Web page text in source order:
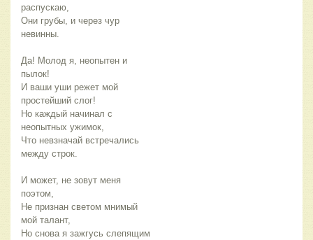
распускаю,
Они грубы, и через чур
невинны.
Да! Молод я, неопытен и
пылок!
И ваши уши режет мой
простейший слог!
Но каждый начинал с
неопытных ужимок,
Что невзначай встречались
между строк.
И может, не зовут меня
поэтом,
Не признан светом мнимый
мой талант,
Но снова я зажгусь слепящим